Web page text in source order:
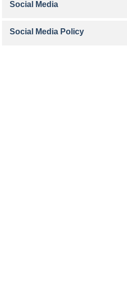
Social Media
Social Media Policy